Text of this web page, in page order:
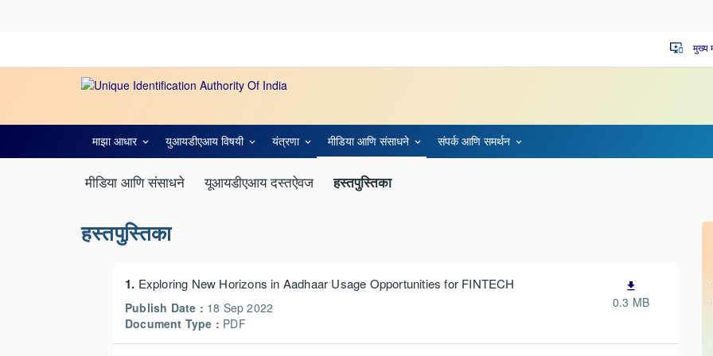
important_devices मुख्य
माझा आधार युआयडीएआय विषयी यंत्रणा मीडिया आणि संसाधने संपर्क आणि समर्थन
मीडिया आणि संसाधने यूआयडीएआय दस्तऐवज हस्तपुस्तिका
हस्तपुस्तिका
1. Exploring New Horizons in Aadhaar Usage Opportunities for FINTECH
Publish Date : 18 Sep 2022
Document Type : PDF
file_download
0.3 MB